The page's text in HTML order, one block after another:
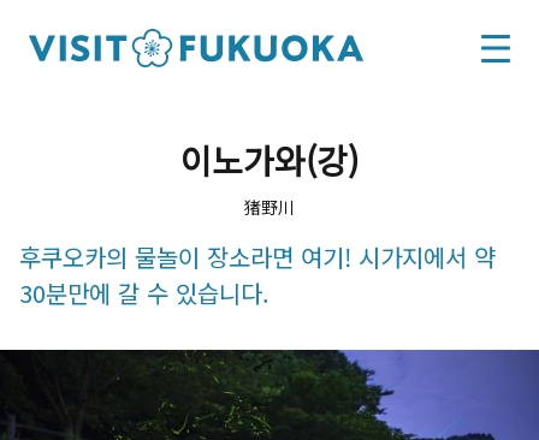
이노가와(강)
猪野川
후쿠오카의 물놀이 장소라면 여기! 시가지에서 약
30분만에 갈 수 있습니다.